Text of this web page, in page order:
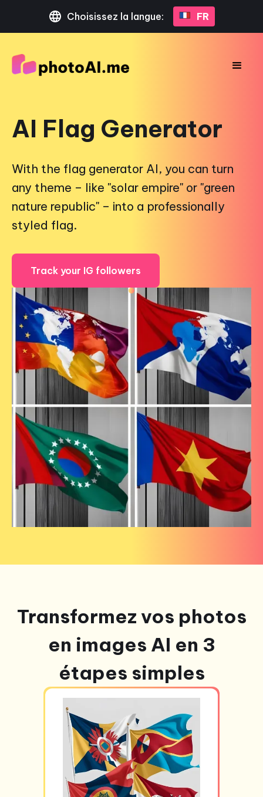
Choisissez la langue: FR
AI Flag Generator
With the flag generator AI, you can turn
any theme – like "solar empire" or "green
nature republic" – into a professionally
styled flag.
Track your IG followers
Transformez vos photos
en images AI en 3
étapes simples